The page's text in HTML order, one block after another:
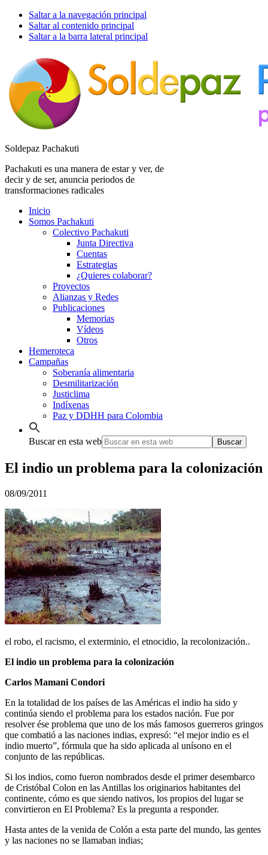
Saltar a la navegación principal
Saltar al contenido principal
Saltar a la barra lateral principal
Soldepaz Pachakuti
Pachakuti es una manera de estar y ver, de
decir y de ser, anuncia periodos de
transformaciones radicales
Inicio
Somos Pachakuti
Colectivo Pachakuti
Junta Directiva
Cuentas
Estrategias
¿Quieres colaborar?
Proyectos
Alianzas y Redes
Publicaciones
Memorias
Vídeos
Otros
Hemeroteca
Campañas
Soberanía alimentaria
Desmilitarización
Justiclima
Indíxenas
Paz y DDHH para Colombia
Buscar en esta web
El indio un problema para la colonización
08/09/2011
el robo, el racismo, el exterminio, el etnocidio, la recolonización..
El indio un problema para la colonización
Carlos Mamani Condori
En la totalidad de los países de las Américas el indio ha sido y
continúa siendo el problema para los estados nación. Fue por
resolver ése problema que uno de los más famosos guerreros gringos
que combatió a las naciones indias, expresó: “el mejor indio es el
indio muerto”, fórmula que ha sido aplicada al unísono en el
conjunto de las repúblicas.
Si los indios, como fueron nombrados desde el primer desembarco
de Cristóbal Colon en las Antillas los originarios habitantes del
continente, cómo es que siendo nativos, los propios del lugar se
convirtieron en El Problema? Es la pregunta a responder.
Hasta antes de la venida de Colón a esta parte del mundo, las gentes
y las naciones no se llamaban indias;